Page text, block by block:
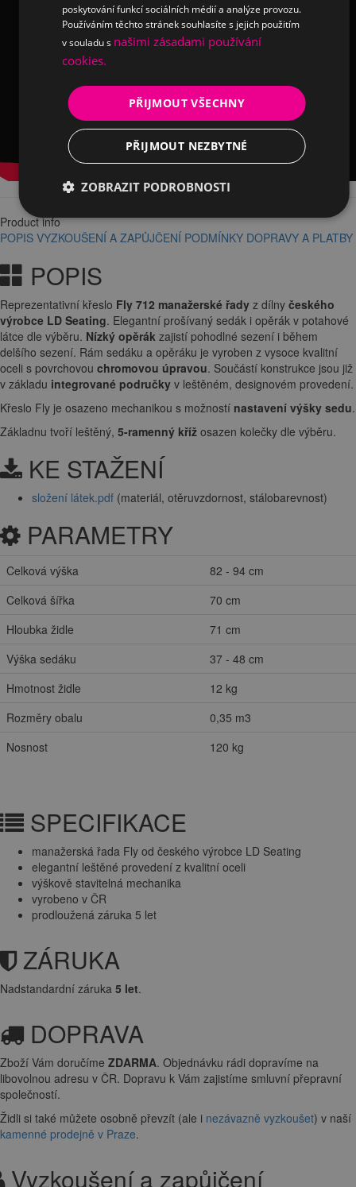
Product info
POPIS VYZKOUŠENÍ A ZAPŮJČENÍ PODMÍNKY DOPRAVY A PLATBY
POPIS
Reprezentativní křeslo Fly 712 manažerské řady z dílny českého
výrobce LD Seating. Elegantní prošívaný sedák i opěrák v potahové
látce dle výběru. Nízký opěrák zajistí pohodlné sezení i během
delšího sezení. Rám sedáku a opěráku je vyroben z vysoce kvalitní
oceli s povrchovou chromovou úpravou. Součástí konstrukce jsou již
v základu integrované područky v leštěném, designovém provedení.
Křeslo Fly je osazeno mechanikou s možností nastavení výšky sedu.
Základnu tvoří leštěný, 5-ramenný kříž osazen kolečky dle výběru.
KE STAŽENÍ
složení látek.pdf (materiál, otěruvzdornost, stálobarevnost)
PARAMETRY
Celková výška
82 - 94 cm
Celková šířka
70 cm
Hloubka židle
71 cm
Výška sedáku
37 - 48 cm
Hmotnost židle
12 kg
Rozměry obalu
0,35 m3
Nosnost
120 kg
SPECIFIKACE
manažerská řada Fly od českého výrobce LD Seating
elegantní leštěné provedení z kvalitní oceli
výškově stavitelná mechanika
vyrobeno v ČR
prodloužená záruka 5 let
ZÁRUKA
Nadstandardní záruka 5 let.
DOPRAVA
Zboží Vám doručíme ZDARMA. Objednávku rádi dopravíme na
libovolnou adresu v ČR. Dopravu k Vám zajistíme smluvní přepravní
společností.
Židli si také můžete osobně převzít (ale i nezávazně vyzkoušet) v naší
kamenné prodejně v Praze.
Vyzkoušení a zapůjčení
poskytování funkcí sociálních médií a analýze provozu.
Používáním těchto stránek souhlasíte s jejich použitím
v souladu s našimi zásadami používání
cookies.
PŘIJMOUT VŠECHNY
PŘIJMOUT NEZBYTNÉ
ZOBRAZIT PODROBNOSTI